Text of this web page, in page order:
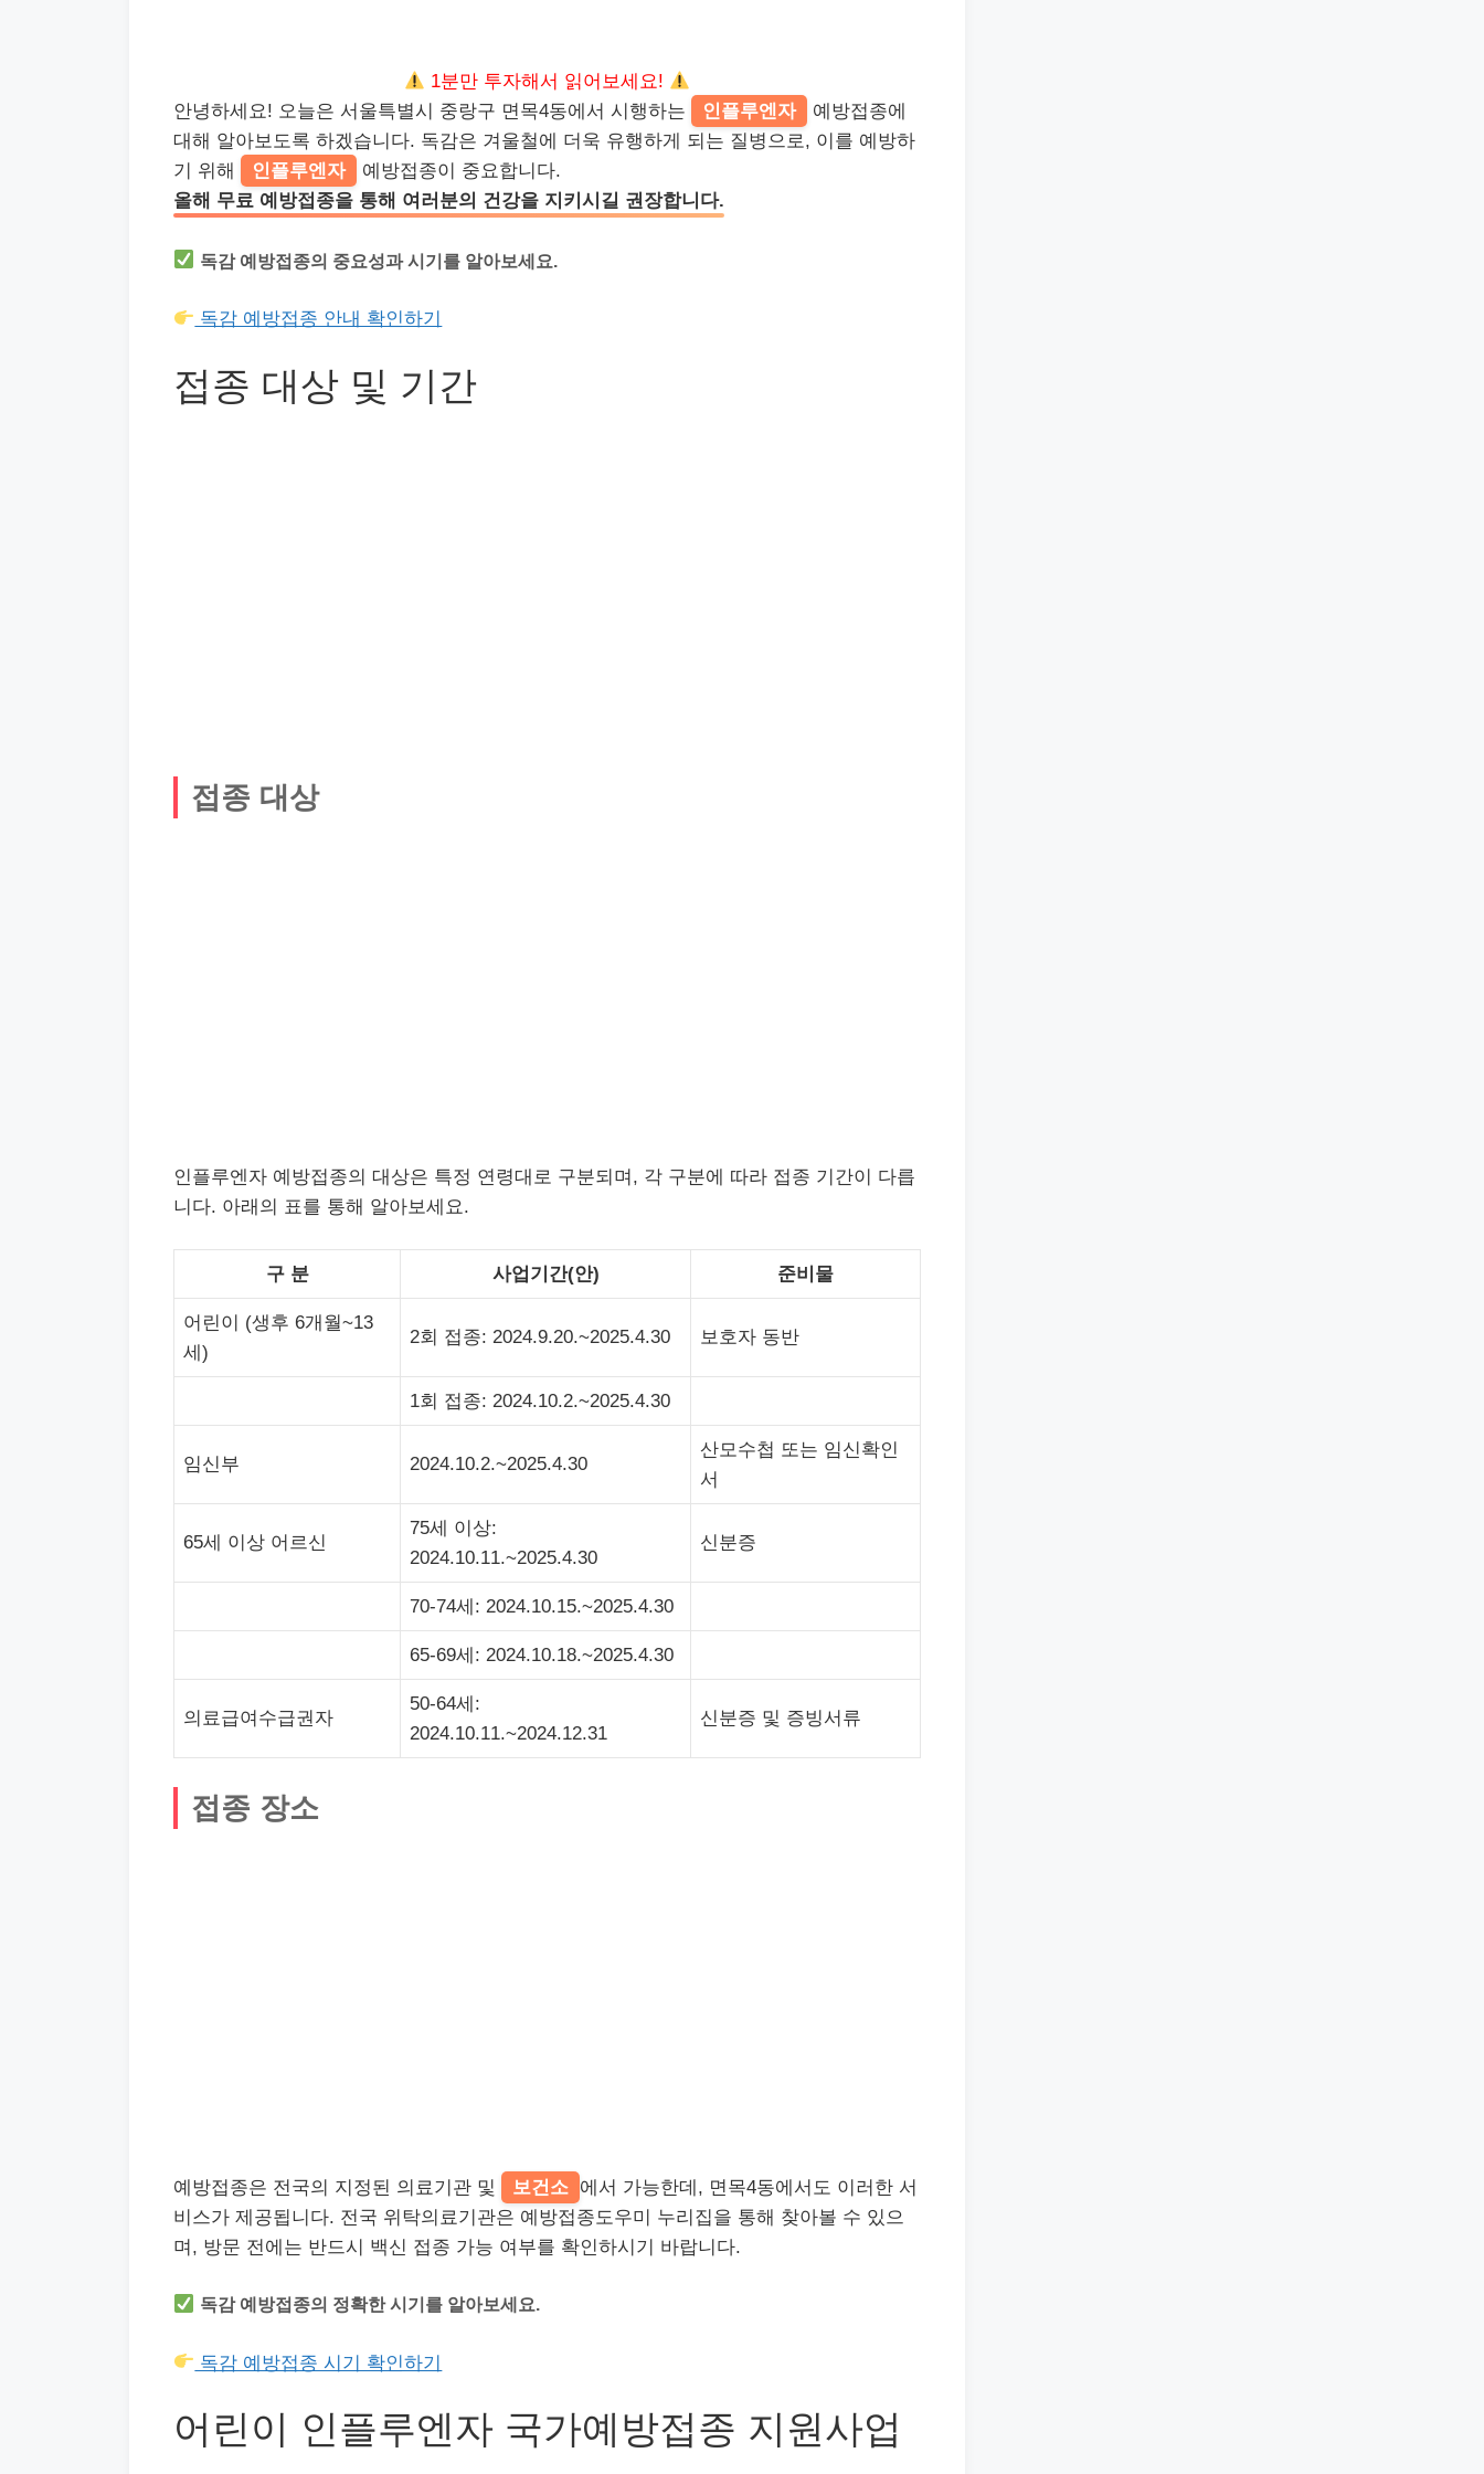
1분만 투자해서 읽어보세요!
안녕하세요! 오늘은 서울특별시 중랑구 면목4동에서 시행하는
인플루엔자
예방접종에
대해 알아보도록 하겠습니다. 독감은 겨울철에 더욱 유행하게 되는 질병으로, 이를 예방하
기 위해
인플루엔자
예방접종이 중요합니다.
올해 무료 예방접종을 통해 여러분의 건강을 지키시길 권장합니다.
독감 예방접종의 중요성과 시기를 알아보세요.
독감 예방접종 안내 확인하기
접종 대상 및 기간
접종 대상
인플루엔자 예방접종의 대상은 특정 연령대로 구분되며, 각 구분에 따라 접종 기간이 다릅
니다. 아래의 표를 통해 알아보세요.
구 분 사업기간(안) 준비물
어린이 (생후 6개월~13
세)
2회 접종: 2024.9.20.~2025.4.30 보호자 동반
1회 접종: 2024.10.2.~2025.4.30
임신부 2024.10.2.~2025.4.30
산모수첩 또는 임신확인
서
65세 이상 어르신
75세 이상:
2024.10.11.~2025.4.30
신분증
70-74세: 2024.10.15.~2025.4.30
65-69세: 2024.10.18.~2025.4.30
의료급여수급권자
50-64세:
2024.10.11.~2024.12.31
신분증 및 증빙서류
접종 장소
예방접종은 전국의 지정된 의료기관 및 보건소 에서 가능한데, 면목4동에서도 이러한 서
비스가 제공됩니다. 전국 위탁의료기관은 예방접종도우미 누리집을 통해 찾아볼 수 있으
며, 방문 전에는 반드시 백신 접종 가능 여부를 확인하시기 바랍니다.
독감 예방접종의 정확한 시기를 알아보세요.
독감 예방접종 시기 확인하기
어린이 인플루엔자 국가예방접종 지원사업